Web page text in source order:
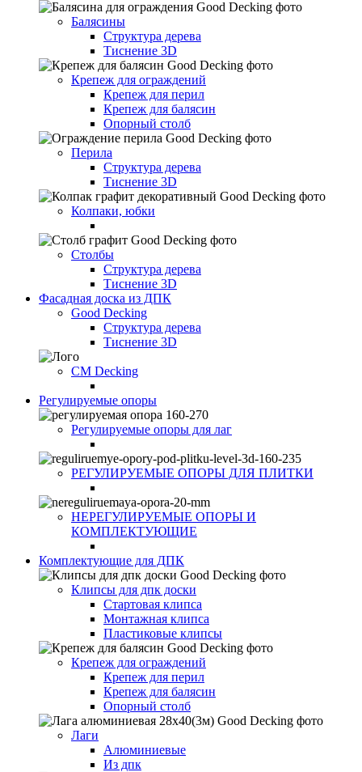
Балясины
Структура дерева
Тиснение 3D
Крепеж для ограждений
Крепеж для перил
Крепеж для балясин
Опорный столб
Перила
Структура дерева
Тиснение 3D
Колпаки, юбки
Столбы
Структура дерева
Тиснение 3D
Фасадная доска из ДПК
Good Decking
Структура дерева
Тиснение 3D
CM Decking
Регулируемые опоры
Регулируемые опоры для лаг
РЕГУЛИРУЕМЫЕ ОПОРЫ ДЛЯ ПЛИТКИ
НЕРЕГУЛИРУЕМЫЕ ОПОРЫ И
КОМПЛЕКТУЮЩИЕ
Комплектующие для ДПК
Клипсы для дпк доски
Стартовая клипса
Монтажная клипса
Пластиковые клипсы
Крепеж для ограждений
Крепеж для перил
Крепеж для балясин
Опорный столб
Лаги
Алюминиевые
Из дпк